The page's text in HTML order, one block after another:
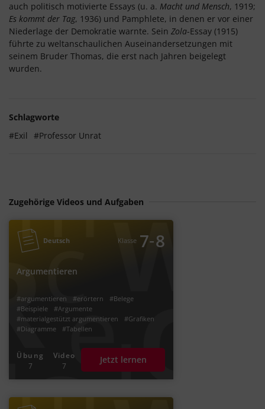
auch politisch motivierte Essays (u. a. Macht und Mensch, 1919;
Es kommt der Tag, 1936) und Pamphlete, in denen er vor einer
Niederlage der Demokratie warnte. Sein Zola-Essay (1915)
führte zu weltanschaulichen Auseinandersetzungen mit
seinem Bruder Thomas, die erst nach Jahren beigelegt
wurden.
Schlagworte
#Exil
#Professor Unrat
Zugehörige Videos und Aufgaben
Deutsch Klasse 7‐8
Argumentieren
#argumentieren #erörtern
#Belege
#Beispiele
#Argumente
#materialgestützt argumentieren
#Grafiken
#Diagramme
#Tabellen
Übung
7
Video
7
Jetzt lernen